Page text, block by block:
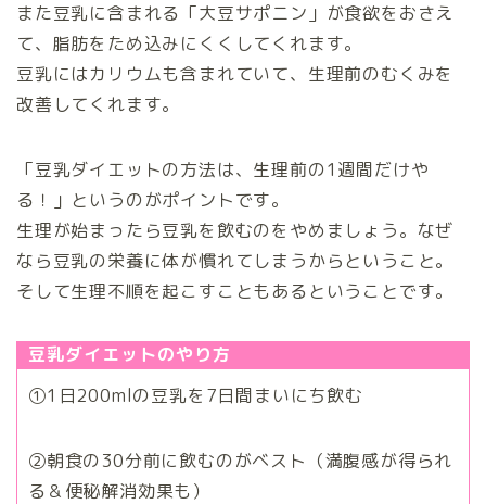
また豆乳に含まれる「大豆サポニン」が食欲をおさえ
て、脂肪をため込みにくくしてくれます。
豆乳にはカリウムも含まれていて、生理前のむくみを
改善してくれます。
「豆乳ダイエットの方法は、生理前の1週間だけや
る！」 というのがポイントです。
生理が始まったら豆乳を飲むのをやめましょう。なぜ
なら豆乳の栄養に体が慣れてしまうからということ。
そして生理不順を起こすこともあるということです。
豆乳ダイエットのやり方
①1日200mlの豆乳を7日間まいにち飲む
②朝食の30分前に飲むのがベスト（満腹感が得られ
る＆便秘解消効果も）